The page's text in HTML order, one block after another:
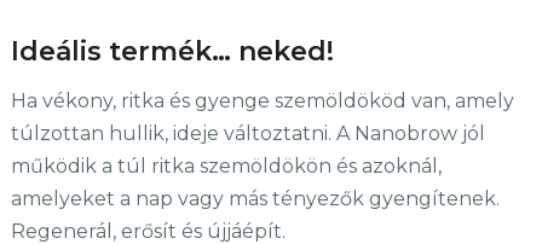
Ideális termék… neked!
Ha vékony, ritka és gyenge szemöldököd van, amely
túlzottan hullik, ideje változtatni. A Nanobrow jól
működik a túl ritka szemöldökön és azoknál,
amelyeket a nap vagy más tényezők gyengítenek.
Regenerál, erősít és újjáépít.